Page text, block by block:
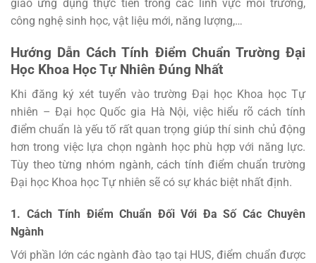
giao ứng dụng thực tiễn trong các lĩnh vực môi trường,
công nghệ sinh học, vật liệu mới, năng lượng,…
Hướng Dẫn Cách Tính Điểm Chuẩn Trường Đại
Học Khoa Học Tự Nhiên Đúng Nhất
Khi đăng ký xét tuyển vào trường Đại học Khoa học Tự
nhiên – Đại học Quốc gia Hà Nội, việc hiểu rõ cách tính
điểm chuẩn là yếu tố rất quan trọng giúp thí sinh chủ động
hơn trong việc lựa chọn ngành học phù hợp với năng lực.
Tùy theo từng nhóm ngành, cách tính điểm chuẩn trường
Đại học Khoa học Tự nhiên sẽ có sự khác biệt nhất định.
1. Cách Tính Điểm Chuẩn Đối Với Đa Số Các Chuyên
Ngành
Với phần lớn các ngành đào tạo tại HUS, điểm chuẩn được